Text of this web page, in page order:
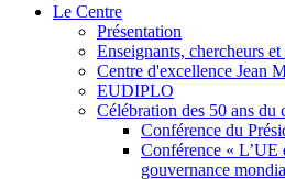
Le Centre
Présentation
Enseignants, chercheurs
Centre d'excellence Jean
EUDIPLO
Célébration des 50 ans du
Conférence du
Conférence « L’UE
gouvernance